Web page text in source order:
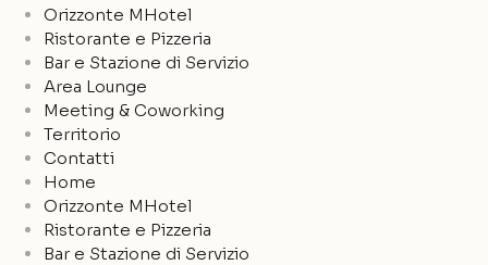
Orizzonte MHotel
Ristorante e Pizzeria
Bar e Stazione di Servizio
Area Lounge
Meeting & Coworking
Territorio
Contatti
Home
Orizzonte MHotel
Ristorante e Pizzeria
Bar e Stazione di Servizio